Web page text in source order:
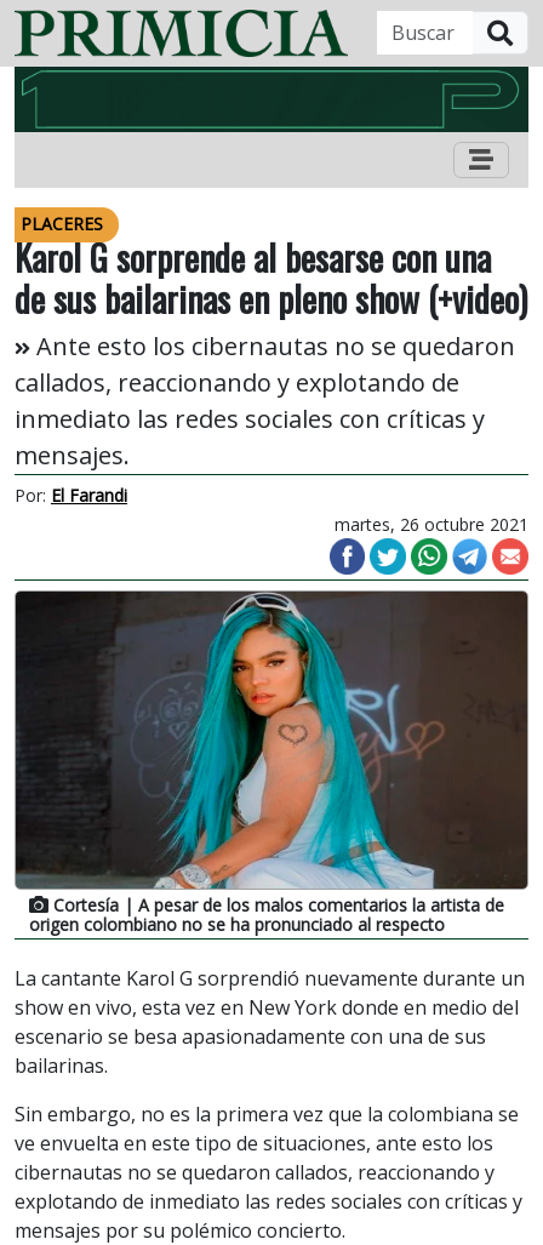
PLACERES
Karol G sorprende al besarse con una
de sus bailarinas en pleno show (+video)
Ante esto los cibernautas no se quedaron
callados, reaccionando y explotando de
inmediato las redes sociales con críticas y
mensajes.
Por: El Farandi
martes, 26 octubre 2021
Cortesía | A pesar de los malos comentarios la artista de
origen colombiano no se ha pronunciado al respecto
La cantante Karol G sorprendió nuevamente durante un
show en vivo, esta vez en New York donde en medio del
escenario se besa apasionadamente con una de sus
bailarinas.
Sin embargo, no es la primera vez que la colombiana se
ve envuelta en este tipo de situaciones, ante esto los
cibernautas no se quedaron callados, reaccionando y
explotando de inmediato las redes sociales con críticas y
mensajes por su polémico concierto.